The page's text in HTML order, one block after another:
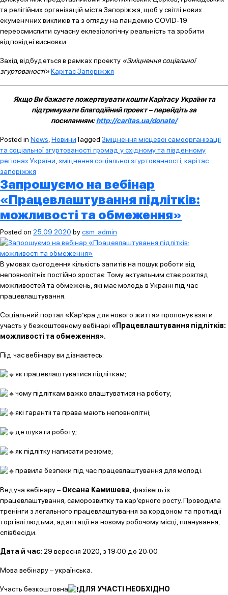
та релігійних організацій міста Запоріжжя, щоб у світлі нових
екуменічних викликів та з огляду на пандемію COVID-19
переосмислити сучасну еклезіологічну реальність та зробити
відповідні висновки.
Захід відбудеться в рамках проекту «Зміцнення соціальної
згуртованості»Карітас Запоріжжя
Якщо Ви бажаєте пожертвувати кошти Карітасу України та
підтримувати благодійний проект – перейдіть за
посиланням:http://caritas.ua/donate/
Posted in News НовиниTagged Зміцнення місцевої самоорганізації
та соціальної згуртованості громад у східному та південному
регіонах України зміцнення соціальної згуртованності карітас
запоріжжя
Запрошуємо на вебінар
«Працевлаштування підлітків:
можливості та обмеження»
Posted on 25.09.2020 bycsm_admin
В умовах сьогодення кількість запитів на пошук роботи від
неповнолітніх постійно зростає. Тому актуальним стає розгляд
можливостей та обмежень, які має молодь в Україні під час
працевлаштування.
Соціальний портал «Кар’єра для нового життя» пропонує взяти
участь у безкоштовному вебінарі «Працевлаштування підлітків:
можливості та обмеження».
Під час вебінару ви дізнаєтесь:
як працевлаштуватися підліткам;
чому підліткам важко влаштуватися на роботу;
які гарантії та права мають неповнолітні;
де шукати роботу;
як підлітку написати резюме;
правила безпеки під час працевлаштування для молоді.
Ведуча вебінару – Оксана Камишева , фахівець із
працевлаштування, саморозвитку та кар’єрного росту. Проводила
тренінги з легального працевлаштування за кордоном та протидії
торгівлі людьми, адаптації на новому робочому місці, планування,
співбесіди.
Дата й час: 29 вересня 2020, з 19:00 до 20:00
Мова вебінару – українська.
Участь безкоштовна
ДЛЯ УЧАСТІ НЕОБХІДНО